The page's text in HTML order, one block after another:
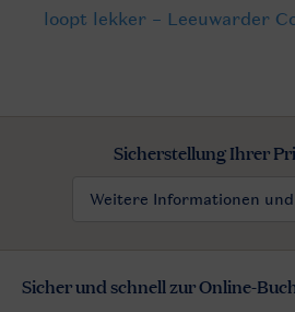
loopt lekker – Leeuwarder
Sicherstellung Ihrer
Weitere Informationen
Sicher und schnell zur Online-